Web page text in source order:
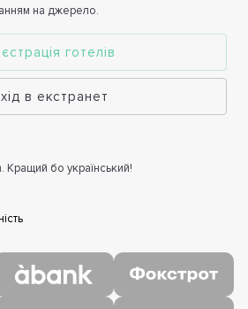
на джерело.
готелів
в екстранет
Кращий бо український!